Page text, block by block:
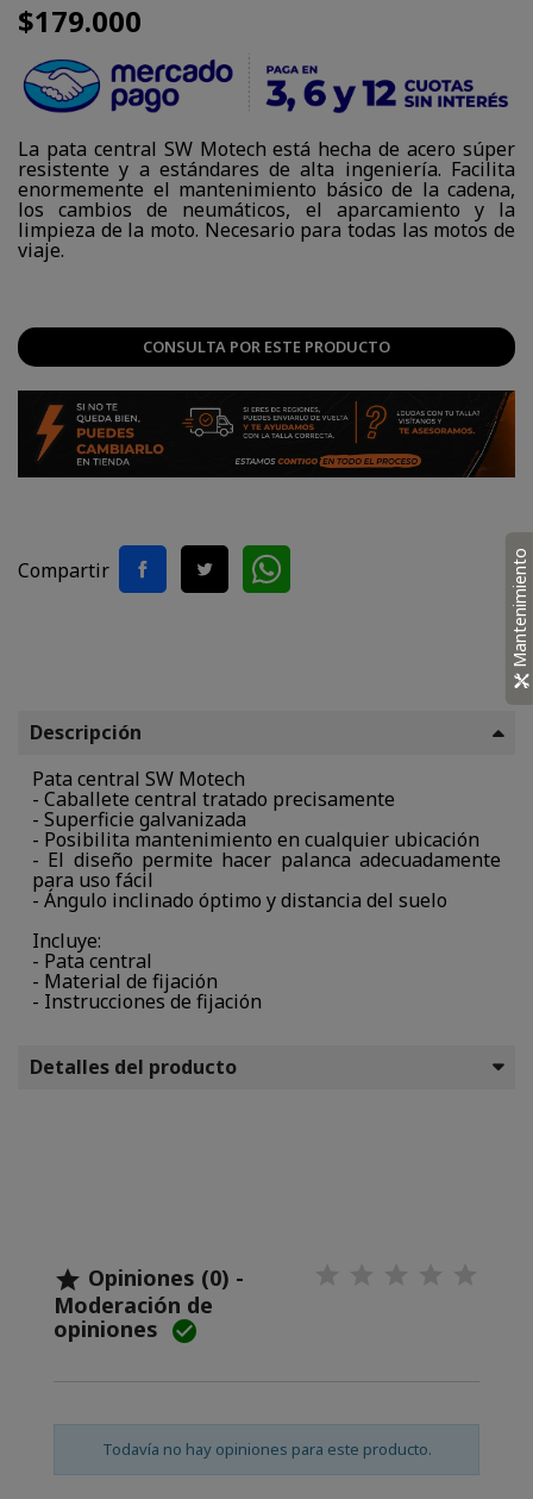
$179.000
La pata central SW Motech está hecha de acero súper
resistente y a estándares de alta ingeniería. Facilita
enormemente el mantenimiento básico de la cadena,
los cambios de neumáticos, el aparcamiento y la
limpieza de la moto. Necesario para todas las motos de
viaje.
CONSULTA POR ESTE PRODUCTO
Compartir
Descripción
Pata central SW Motech
- Caballete central tratado precisamente
- Superficie galvanizada
- Posibilita mantenimiento en cualquier ubicación
- El diseño permite hacer palanca adecuadamente
para uso fácil
- Ángulo inclinado óptimo y distancia del suelo
Incluye:
- Pata central
- Material de fijación
- Instrucciones de fijación
Detalles del producto
 Opiniones (0) -
Moderación de
opiniones 
Todavía no hay opiniones para este producto.
Mantenimiento